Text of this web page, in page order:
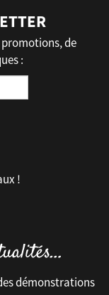
promotions, de
:
!
démonstrations